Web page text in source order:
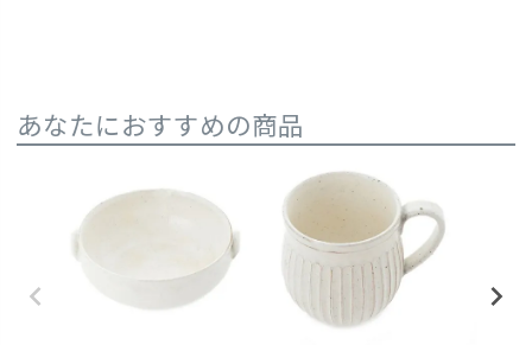
あなたにおすすめの商品